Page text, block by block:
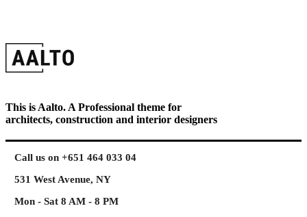
This is Aalto. A Professional theme for
architects, construction and interior designers
Call us on +651 464 033 04
531 West Avenue, NY
Mon - Sat 8 AM - 8 PM